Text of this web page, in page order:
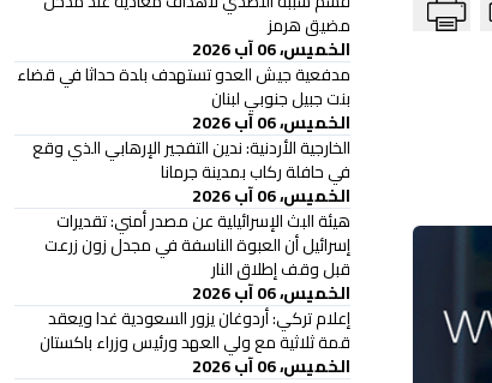
مضيق هرمز
الخميس، 06 آب 2026
‏مدفعية جيش العدو تستهدف بلدة حداثا في قضاء
بنت جبيل جنوبي لبنان
الخميس، 06 آب 2026
الخارجية الأردنية: ندين التفجير الإرهابي الذي وقع
في حافلة ركاب بمدينة جرمانا
الخميس، 06 آب 2026
هيئة البث الإسرائيلية عن مصدر أمني: تقديرات
إسرائيل أن العبوة الناسفة في مجدل زون زرعت
قبل وقف إطلاق النار
الخميس، 06 آب 2026
إعلام تركي: أردوغان يزور السعودية غدا ويعقد
قمة ثلاثية مع ولي العهد ورئيس وزراء باكستان
الخميس، 06 آب 2026